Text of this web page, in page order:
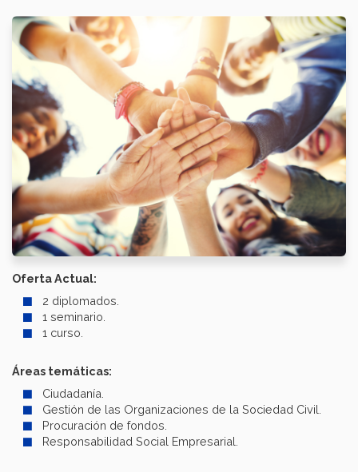
Oferta Actual:
2 diplomados.
1 seminario.
1 curso.
Áreas temáticas:
Ciudadanía.
Gestión de las Organizaciones de la Sociedad Civil.
Procuración de fondos.
Responsabilidad Social Empresarial.